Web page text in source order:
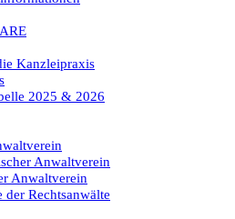
Kanzleipraxis
2025 & 2026
Anwaltverein
Anwaltverein
der Rechtsanwälte